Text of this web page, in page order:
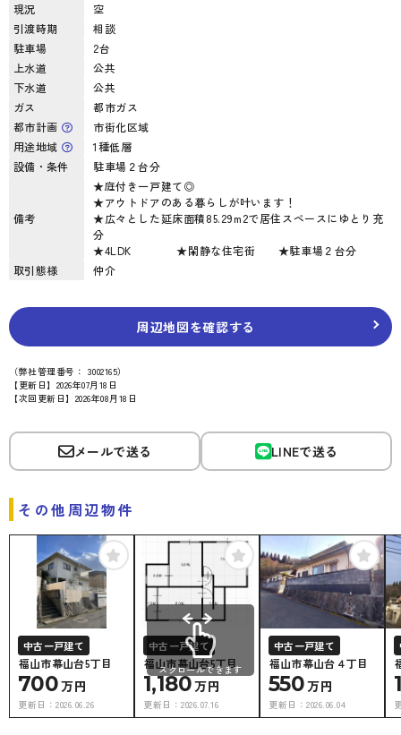
現況
空
引渡時期
相談
駐車場
2台
上水道
公共
下水道
公共
ガス
都市ガス
都市計画
市街化区域
用途地域
1種低層
設備・条件
駐車場２台分
備考
★庭付き一戸建て◎
★アウトドアのある暮らしが叶います！
★広々とした延床面積85.29m2で居住スペースにゆとり充
分
★4LDK ★閑静な住宅街 ★駐車場２台分
取引態様
仲介
周辺地図を確認する
（弊社管理番号： 3002165）
【更新日】2026年07月18日
【次回更新日】2026年08月18日
メールで送る LINEで送る
その他周辺物件
中古一戸建て
福山市幕山台5丁目
700万円
更新日： 2026.06.26
中古一戸建て
福山市幕山台5丁目
1,180万円
更新日： 2026.07.16
中古一戸建て
福山市幕山台４丁目
550万円
更新日： 2026.06.04
スクロールできます